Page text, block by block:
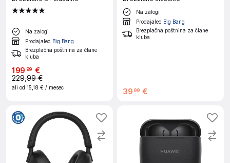
Na zalogi
Prodajalec Big Bang
Brezplačna poštnina za člane
kluba
199 99 €
229,99 €
ali od 15,18 € / mesec
Na zalogi
Prodajalec Big Bang
Brezplačna poštnina za člane
kluba
39 99 €